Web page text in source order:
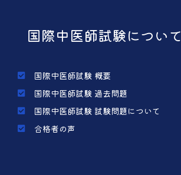
国際中医師試験について
国際中医師試験 概要
国際中医師試験 過去問題
国際中医師試験 試験問題について
合格者の声